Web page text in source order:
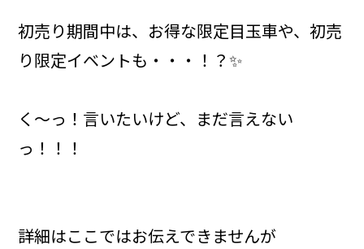
初売り期間中は、お得な限定目玉車や、初売
り限定イベントも・・・！？✨
く～っ！言いたいけど、まだ言えない
っ！！！
詳細はここではお伝えできませんが